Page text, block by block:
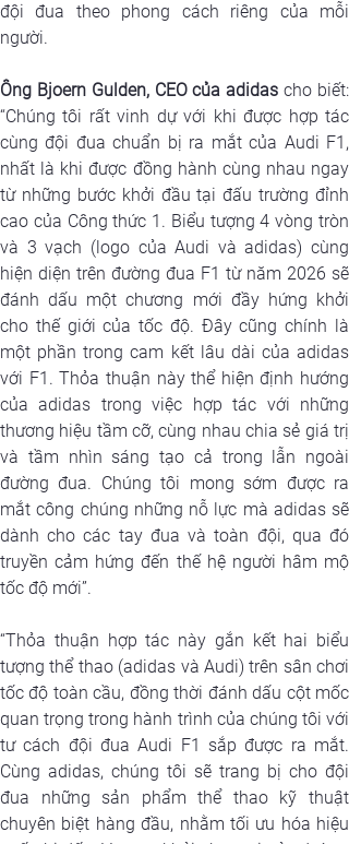
đội đua theo phong cách riêng của mỗi
người.
Ông Bjoern Gulden, CEO của adidas cho biết:
“Chúng tôi rất vinh dự với khi được hợp tác
cùng đội đua chuẩn bị ra mắt của Audi F1,
nhất là khi được đồng hành cùng nhau ngay
từ những bước khởi đầu tại đấu trường đỉnh
cao của Công thức 1. Biểu tượng 4 vòng tròn
và 3 vạch (logo của Audi và adidas) cùng
hiện diện trên đường đua F1 từ năm 2026 sẽ
đánh dấu một chương mới đầy hứng khởi
cho thế giới của tốc độ. Đây cũng chính là
một phần trong cam kết lâu dài của adidas
với F1. Thỏa thuận này thể hiện định hướng
của adidas trong việc hợp tác với những
thương hiệu tầm cỡ, cùng nhau chia sẻ giá trị
và tầm nhìn sáng tạo cả trong lẫn ngoài
đường đua. Chúng tôi mong sớm được ra
mắt công chúng những nỗ lực mà adidas sẽ
dành cho các tay đua và toàn đội, qua đó
truyền cảm hứng đến thế hệ người hâm mộ
tốc độ mới”.
“Thỏa thuận hợp tác này gắn kết hai biểu
tượng thể thao (adidas và Audi) trên sân chơi
tốc độ toàn cầu, đồng thời đánh dấu cột mốc
quan trọng trong hành trình của chúng tôi với
tư cách đội đua Audi F1 sắp được ra mắt.
Cùng adidas, chúng tôi sẽ trang bị cho đội
đua những sản phẩm thể thao kỹ thuật
chuyên biệt hàng đầu, nhằm tối ưu hóa hiệu